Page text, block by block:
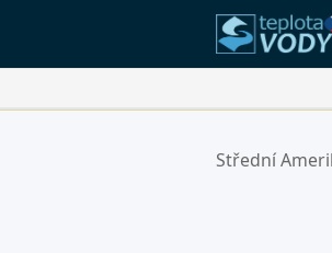
Váš seznam
Střední